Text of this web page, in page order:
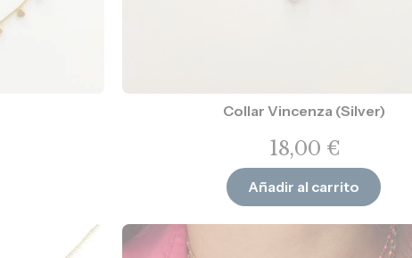
Collar Vincenza (Silver)
18,00 €
Añadir al carrito